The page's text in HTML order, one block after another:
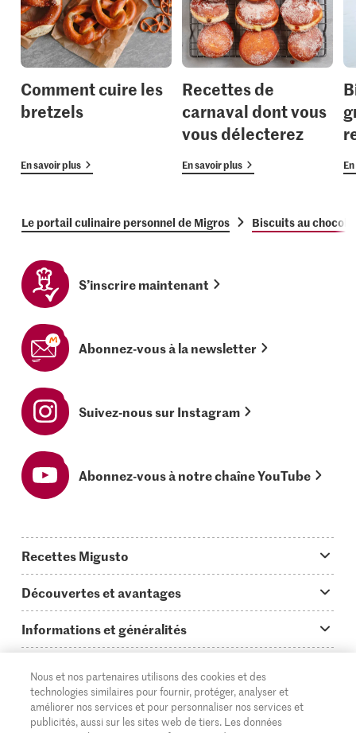
Comment cuire les
bretzels
En savoir plus
Recettes de
carnaval dont vous
vous délecterez
En savoir plus
Le portail culinaire personnel de Migros Biscuits au
S’inscrire maintenant
Abonnez-vous à la newsletter
Suivez-nous sur Instagram
Abonnez-vous à notre chaîne YouTube
Recettes Migusto
Idées de menus
Plats principaux
Simple & vite prêt
Apéritif
Découvertes et avantages
On en parle...
Tutoriels
Glossaire des ingrédients
Informations et généralités
Questions concernant Migusto
Cuisiner avec Migusto
Service clientèle & contact
Supermarché
Migros Online
DE FR IT
Nous et nos partenaires utilisons des cookies et des
technologies similaires pour fournir, protéger, analyser et
améliorer nos services et pour personnaliser nos services et
publicités, aussi sur les sites web de tiers. Les données